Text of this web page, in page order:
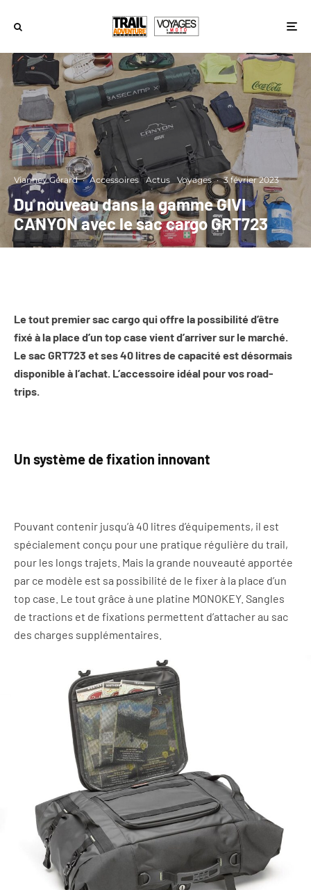
Vianney Gérard · Accessoires Actus Voyages · 3 février 2023
Du nouveau dans la gamme GIVI
CANYON avec le sac cargo GRT723
Le tout premier sac cargo qui offre la possibilité d’être
fixé à la place d’un top case vient d’arriver sur le marché.
Le sac GRT723 et ses 40 litres de capacité est désormais
disponible à l’achat. L’accessoire idéal pour vos road-
trips.
Un système de fixation innovant
Pouvant contenir jusqu’à 40 litres d’équipements, il est
spécialement conçu pour une pratique régulière du trail,
pour les longs trajets . Mais la grande nouveauté apportée
par ce modèle est sa possibilité de le fixer à la place d’un
top case. Le tout grâce à une platine MONOKEY. Sangles
de tractions et de fixations permettent d’attacher au sac
des charges supplémentaires.